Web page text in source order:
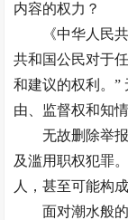
内容的权力？
《中华人民
共和国公民对于
和建议的权利。”
由、监督权和知情
无故删除举
及滥用职权犯罪
人，甚至可能构
面对潮水般